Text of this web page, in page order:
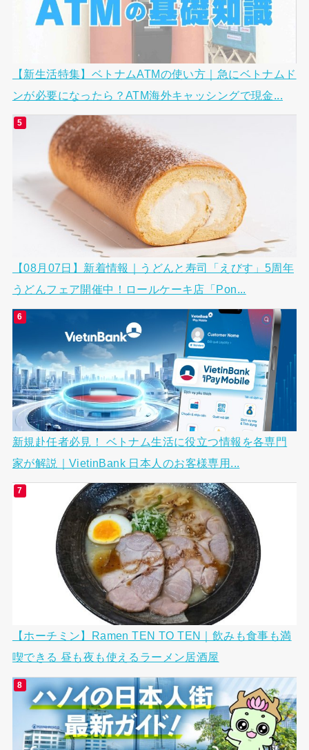
【新生活特集】ベトナムATMの使い方｜急にベトナムド
ンが必要になったら？ATM海外キャッシングで現金...
【08月07日】新着情報｜うどんと寿司「えびす」5周年
うどんフェア開催中！ロールケーキ店「Pon...
新規赴任者必見！ ベトナム生活に役立つ情報を各専門
家が解説｜VietinBank 日本人のお客様専用...
【ホーチミン】Ramen TEN TO TEN｜飲みも食事も満
喫できる 昼も夜も使えるラーメン居酒屋